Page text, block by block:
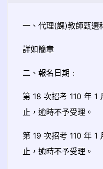
一、代理(課)教師甄選
詳如簡章
二、報名日期﹕
第 18 次招考 110 年
止，逾時不予受理。
第 19 次招考 110 年 1
止，逾時不予受理。